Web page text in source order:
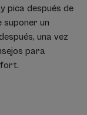
pica después de
suponer un
una vez
para